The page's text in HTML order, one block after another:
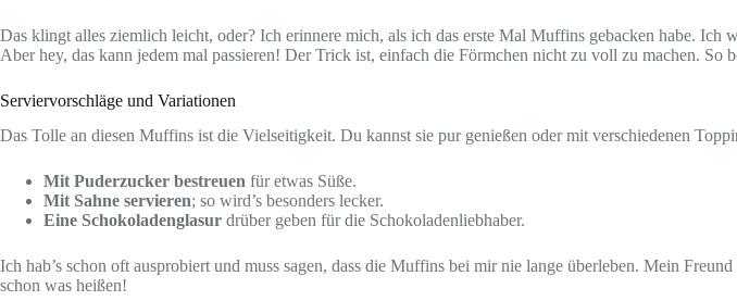
Das klingt alles ziemlich leicht, oder? Ich erinnere mich, als ich das erste Mal Muffins gebacken habe.
Aber hey, das kann jedem mal passieren! Der Trick ist, einfach die Förmchen nicht zu voll zu machen. So
Serviervorschläge und Variationen
Das Tolle an diesen Muffins ist die Vielseitigkeit. Du kannst sie pur genießen oder mit verschiedenen
Mit Puderzucker bestreuen für etwas Süße.
Mit Sahne servieren; so wird’s besonders lecker.
Eine Schokoladenglasur drüber geben für die Schokoladenliebhaber.
Ich hab’s schon oft ausprobiert und muss sagen, dass die Muffins bei mir nie lange überleben. Mein
schon was heißen!